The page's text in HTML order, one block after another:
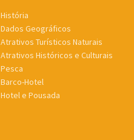
História
Dados Geográficos
Atrativos Turísticos Naturais
Atrativos Históricos e Culturais
Pesca
Barco-Hotel
Hotel e Pousada